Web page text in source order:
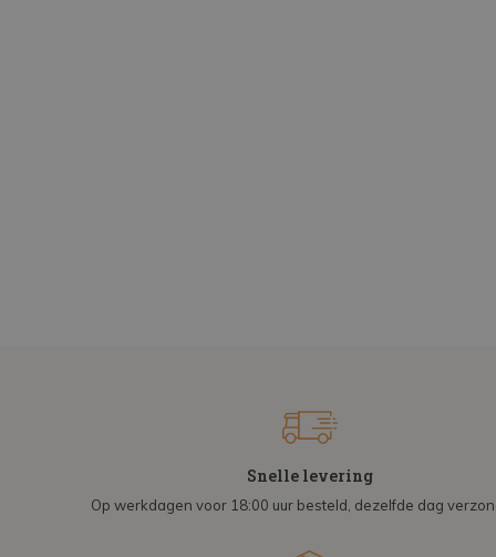
Snelle levering
Op werkdagen voor 18:00 uur besteld, dezelfde dag